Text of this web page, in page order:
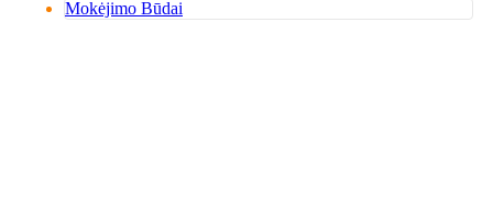
Mokėjimo Būdai